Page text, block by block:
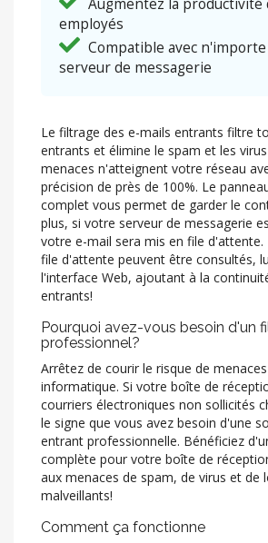
Augmentez la productivité
employés
Compatible avec
serveur de messagerie
Le filtrage des e-mails entrants filtre
entrants et élimine le spam et les
menaces n'atteignent votre réseau
précision de près de 100%. Le
complet vous permet de garder le
plus, si votre serveur de messagerie
votre e-mail sera mis en file d'attente.
file d'attente peuvent être consultés,
l'interface Web, ajoutant à la
entrants!
Pourquoi avez-vous besoin d'un
professionnel?
Arrêtez de courir le risque de
informatique. Si votre boîte de
courriers électroniques non sollicités
le signe que vous avez besoin d'une
entrant professionnelle. Bénéficiez
complète pour votre boîte de
aux menaces de spam, de virus et de
malveillants!
Comment ça fonctionne